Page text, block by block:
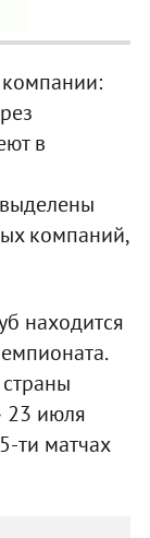
компании:
в
компаний,
находится
23 июля
ти матчах